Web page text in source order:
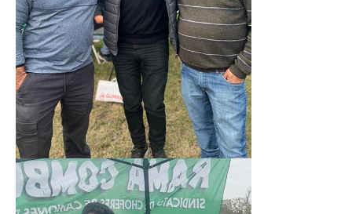
Secretario Tesorero
Secretaría prensa y cultura
Secretaría de Obra Social
Secretaría Administrativa
Secretaría de Organización
Secretaría de Coord. Política